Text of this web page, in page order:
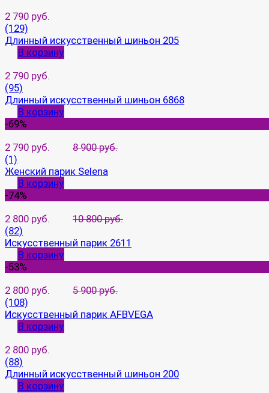
2 790 руб.
(129)
Длинный искусственный шиньон 205
В корзину
2 790 руб.
(95)
Длинный искусственный шиньон 6868
В корзину
-69%
2 790 руб.
8 900 руб.
(1)
Женский парик Selena
В корзину
-74%
2 800 руб.
10 800 руб.
(82)
Искусственный парик 2611
В корзину
-53%
2 800 руб.
5 900 руб.
(108)
Искусственный парик AFBVEGA
В корзину
2 800 руб.
(88)
Длинный искусственный шиньон 200
В корзину